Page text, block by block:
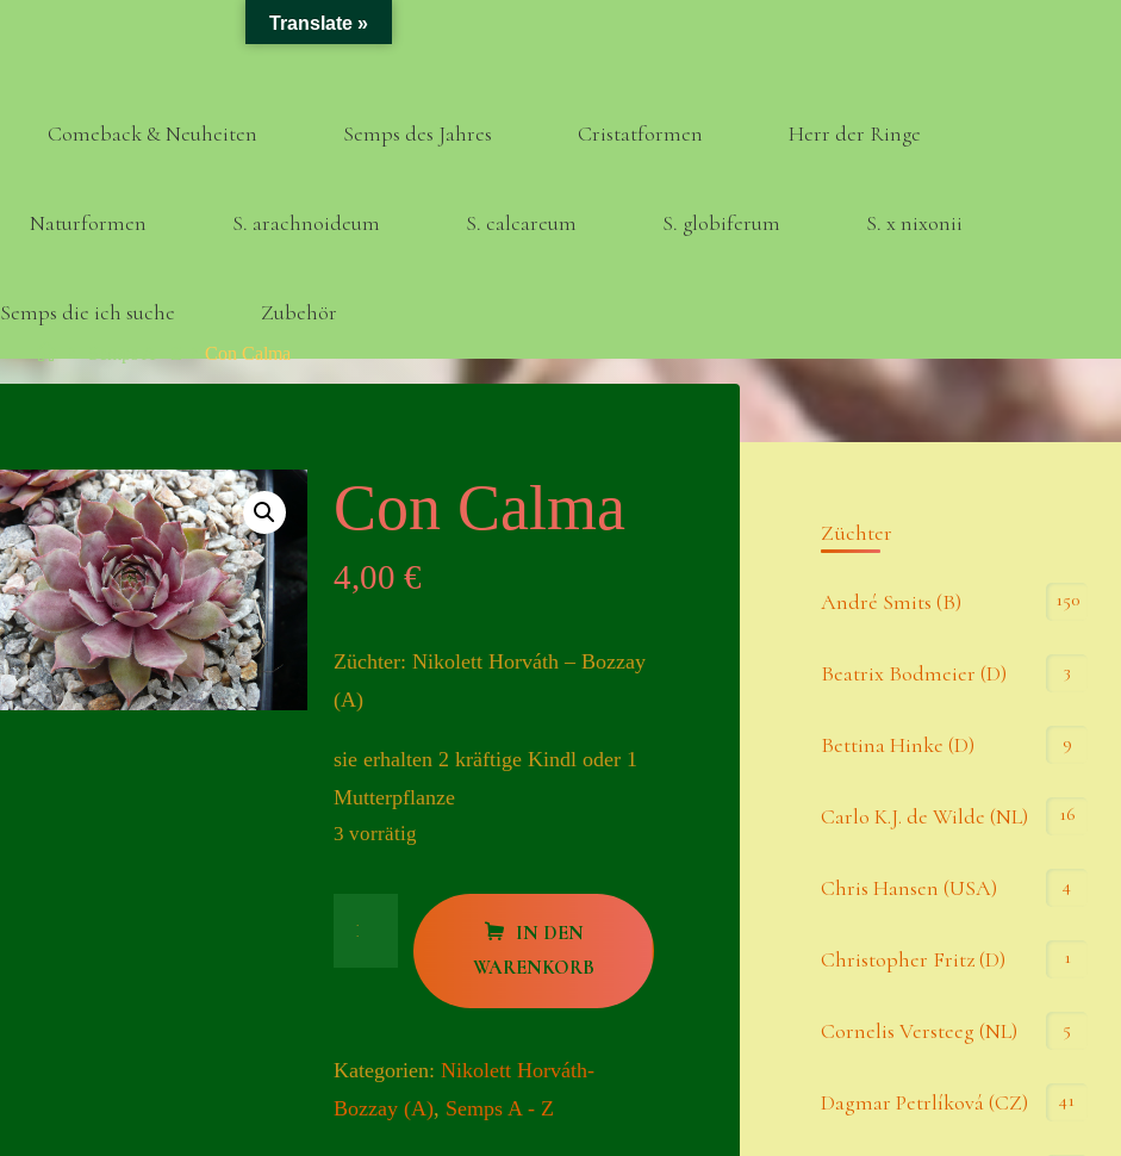
Comeback & Neuheiten Semps des Jahres Cristatformen Herr der Ringe
Naturformen S. arachnoideum S. calcareum S. globiferum S. x nixonii
Semps die ich suche Zubehör
Eintrags-Feed
Account
Allgemeine Geschäftsbedingungen
Semps A - Z Con Calma
Con Calma
4,00€
Züchter: Nikolett Horváth – Bozzay
(A)
sie erhalten 2 kräftige Kindl oder 1
Mutterpflanze
3 vorrätig
IN DEN
WARENKORB
Kategorien:Nikolett Horváth-
Bozzay (A), Semps A - Z
Züchter
André Smits (B) 150
Beatrix Bodmeier (D) 3
Bettina Hinke (D) 9
Carlo K.J. de Wilde (NL) 16
Chris Hansen (USA) 4
Christopher Fritz (D) 1
Cornelis Versteeg (NL) 5
Dagmar Petrlíková (CZ) 41
Translate »